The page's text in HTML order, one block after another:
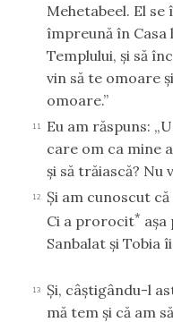
Mehetabeel. El se
împreună în Casa
Templului, şi să
vin să te omoare
omoare.”
11
Eu am răspuns:
care om ca mine
şi să trăiască? Nu
12
Şi am cunoscut
Ci a prorocit*
Sanbalat şi Tobia
13
Şi, câştigându-l
mă tem şi că am